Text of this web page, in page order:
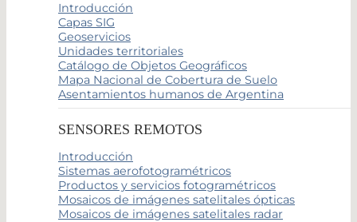
Introducción
Capas SIG
Geoservicios
Unidades territoriales
Catálogo de Objetos Geográficos
Mapa Nacional de Cobertura de Suelo
Asentamientos humanos de Argentina
SENSORES REMOTOS
Introducción
Sistemas aerofotogramétricos
Productos y servicios fotogramétricos
Mosaicos de imágenes satelitales ópticas
Mosaicos de imágenes satelitales radar